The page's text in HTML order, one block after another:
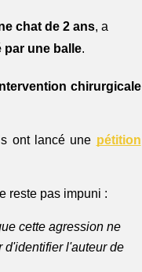
chat de 2 ans, a
par une balle.
chirurgicale
ont lancé une pétition
reste pas impuni :
cette agression ne
d'identifier l'auteur de